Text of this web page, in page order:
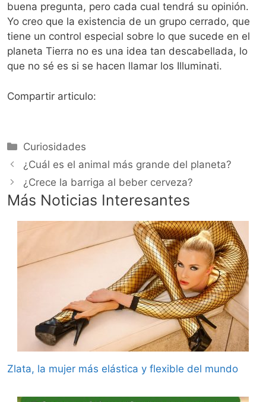
buena pregunta, pero cada cual tendrá su opinión.
Yo creo que la existencia de un grupo cerrado, que
tiene un control especial sobre lo que sucede en el
planeta Tierra no es una idea tan descabellada, lo
que no sé es si se hacen llamar los Illuminati.
Compartir articulo:
Categorías
Curiosidades
¿Cuál es el animal más grande del planeta?
¿Crece la barriga al beber cerveza?
Más Noticias Interesantes
Zlata, la mujer más elástica y flexible del mundo